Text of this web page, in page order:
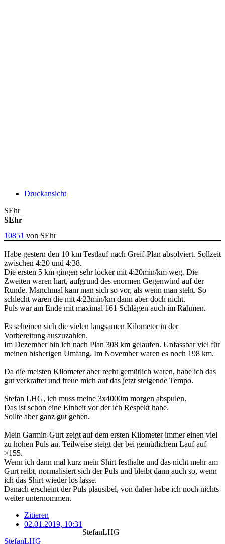
Druckansicht
SEhr
SEhr
10851 von SEhr
Habe gestern den 10 km Testlauf nach Greif-Plan absolviert. Sollzeit
zwischen 4:20 und 4:38.
Die ersten 5 km gingen sehr locker mit 4:20min/km weg. Die
Zweiten waren hart, aufgrund des enormen Gegenwind auf der
Runde. Manchmal kam man sich so vor, als wenn man steht. So
schlecht waren die mit 4:23min/km dann aber doch nicht.
Puls war am Ende mit maximal 161 Schlägen auch im Rahmen.
Es scheinen sich die vielen langsamen Kilometer in der
Vorbereitung auszuzahlen.
Im Dezember bin ich nach Plan 308 km gelaufen. Unfassbar viel für
meinen bisherigen Umfang. Im November waren es noch 198 km.
Da die meisten Kilometer aber recht gemütlich waren, habe ich das
gut verkraftet und freue mich auf das jetzt steigende Tempo.
Stefan LHG, ich muss meine 3x4000m morgen abspulen.
Das ist schon eine Einheit vor der ich Respekt habe.
Sollte aber ganz gut gehen.
Mein Garmin-Gurt zeigt auf dem ersten Kilometer immer einen viel
zu hohen Puls an. Teilweise steigt der bei gemütlichem Lauf auf
>155.
Wenn ich dann mal kurz mein Shirt festhalte und das nicht mehr am
Gurt reibt, normalisiert sich der Puls und bleibt dann auch so, wenn
ich das Shirt wieder los lasse.
Danach erscheint der Puls plausibel, von daher habe ich noch nichts
weiter unternommen.
Zitieren
02.01.2019, 10:31
StefanLHG
StefanLHG